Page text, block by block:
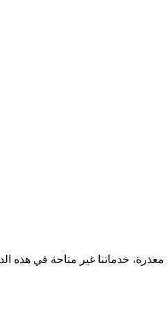
معذرة، خدماتنا غير متاحة في هذه